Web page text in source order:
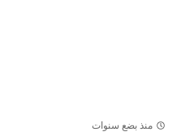
منذ بضع سنوات